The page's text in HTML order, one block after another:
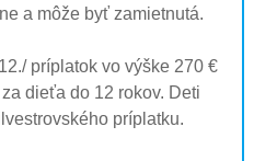
a môže byť zamietnutá.
príplatok vo výške 270 €
dieťa do 12 rokov. Deti
príplatku.